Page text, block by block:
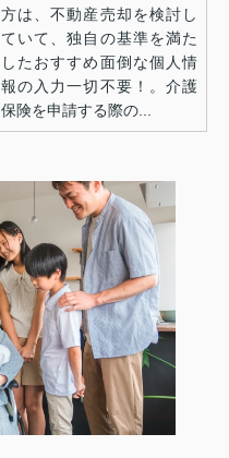
方は、不動産売却を検討し
ていて、独自の基準を満た
したおすすめ面倒な個人情
報の入力一切不要！。介護
保険を申請する際の...